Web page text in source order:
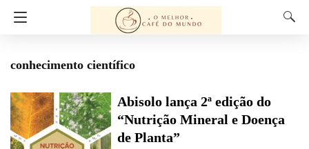
conhecimento científico
Abisolo lança 2ª edição do
“Nutrição Mineral e Doença
de Planta”